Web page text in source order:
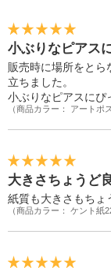
小ぶりなピアス
販売時に場所をと
立ちました。
小ぶりなピアスにぴ
（商品カラー： アートポ
大きさちょうど
紙質も大きさもちょ
（商品カラー： ケント紙